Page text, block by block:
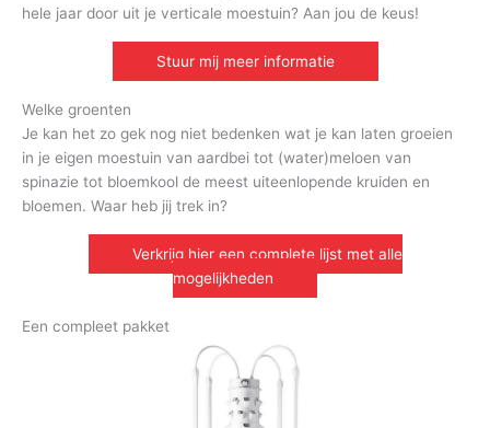
hele jaar door uit je verticale moestuin? Aan jou de keus!
Stuur mij meer informatie
Welke groenten
Je kan het zo gek nog niet bedenken wat je kan laten groeien
in je eigen moestuin van aardbei tot (water)meloen van
spinazie tot bloemkool de meest uiteenlopende kruiden en
bloemen. Waar heb jij trek in?
Verkrijg hier een complete lijst met alle
mogelijkheden
Een compleet pakket